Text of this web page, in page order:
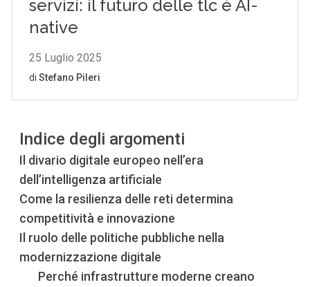
Indice degli argomenti
Il divario digitale europeo nell’era
dell’intelligenza artificiale
Come la resilienza delle reti determina
competitività e innovazione
Il ruolo delle politiche pubbliche nella
modernizzazione digitale
Perché infrastrutture moderne creano